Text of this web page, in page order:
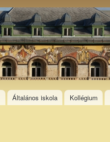
Általános iskola Kollégium